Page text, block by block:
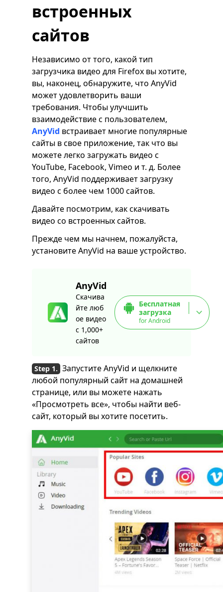
встроенных
сайтов
Независимо от того, какой тип
загрузчика видео для Firefox вы хотите,
вы, наконец, обнаружите, что AnyVid
может удовлетворить ваши
требования. Чтобы улучшить
взаимодействие с пользователем,
AnyVid встраивает многие популярные
сайты в свое приложение, так что вы
можете легко загружать видео с
YouTube, Facebook, Vimeo и т. д. Более
того, AnyVid поддерживает загрузку
видео с более чем 1000 сайтов.
Давайте посмотрим, как скачивать
видео со встроенных сайтов.
Прежде чем мы начнем, пожалуйста,
установите AnyVid на ваше устройство.
AnyVid
Скачива
йте люб
ое видео
с 1,000+
сайтов
Бесплатная
загрузка
for Android
Запустите AnyVid и щелкните
любой популярный сайт на домашней
странице, или вы можете нажать
«Просмотреть все», чтобы найти веб-
сайт, который вы хотите посетить.